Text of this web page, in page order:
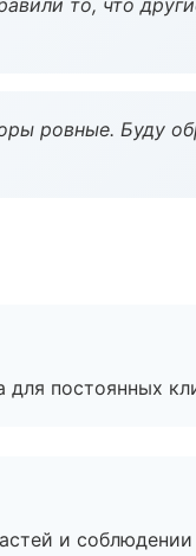
то, что
ровные. Буду
для постоянных
и соблюдении